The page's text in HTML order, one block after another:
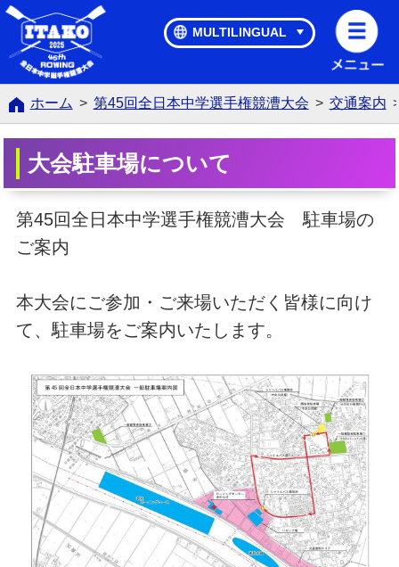
第45回全日本中学選手権競漕大会
MULTILINGUAL
ホーム > 第45回全日本中学選手権競漕大会 > 交通案内
大会駐車場について
第45回全日本中学選手権競漕大会 駐車場の
ご案内
本大会にご参加・ご来場いただく皆様に向け
て、駐車場をご案内いたします。